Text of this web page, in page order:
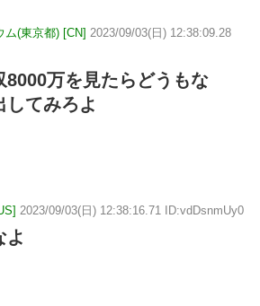
ム(東京都) [CN] 2023/09/03(日) 12:38:09.28
8000万を見たらどうもな
してみろよ
2023/09/03(日) 12:38:16.71 ID:vdDsnmUy0
よ